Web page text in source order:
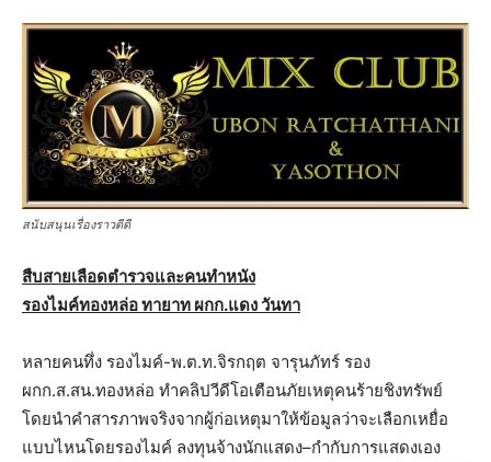
สนับสนุนเรื่องราวดีดี
สืบสายเลือดตำรวจและคนทำหนัง
รองไมค์ทองหล่อ ทายาท ผกก.แดง วันทา
หลายคนทึ่ง รองไมค์-พ.ต.ท.จิรกฤต จารุนภัทร์ รอง
ผกก.ส.สน.ทองหล่อ ทำคลิปวีดีโอเตือนภัยเหตุคนร้ายชิงทรัพย์
โดยนำคำสารภาพจริงจากผู้ก่อเหตุมาให้ข้อมูลว่าจะเลือกเหยื่อ
แบบไหนโดยรองไมค์ ลงทุนจ้างนักแสดง–กำกับการแสดงเอง